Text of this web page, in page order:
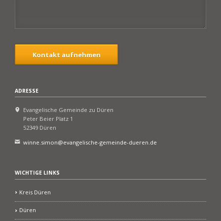
Kontakt aufnehmen
ADRESSE
Evangelische Gemeinde zu Düren
Peter Beier Platz 1
52349 Düren
winne.simon@evangelische-gemeinde-dueren.de
WICHTIGE LINKS
Kreis Düren
Düren